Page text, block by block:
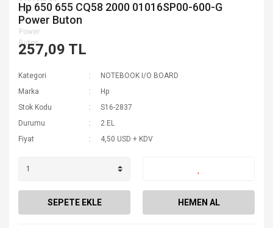
Hp 650 655 CQ58 2000 01016SP00-600-G
Power Buton
257,09 TL
Kategori
NOTEBOOK I/O BOARD
Marka
Hp
Stok Kodu
S16-2837
Durumu
2.EL
Fiyat
4,50 USD + KDV
SEPETE EKLE HEMEN AL